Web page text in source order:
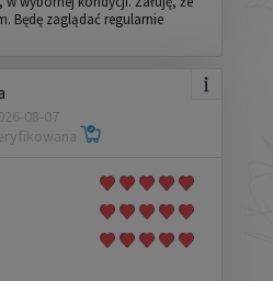
Będę zaglądać regularnie
08-07